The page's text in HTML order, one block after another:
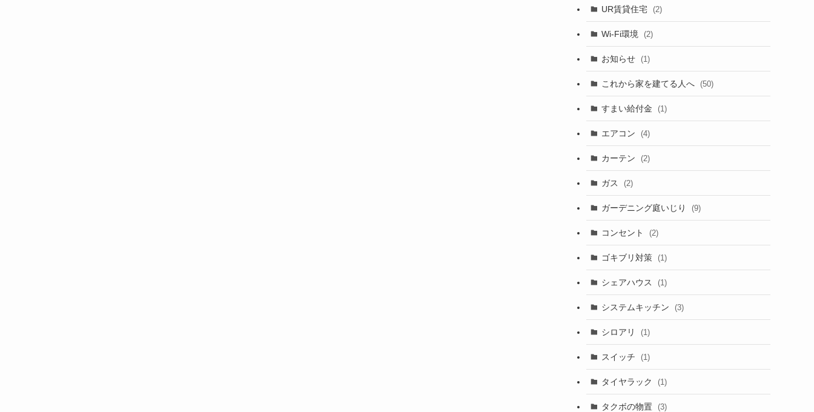
UR賃貸住宅 (2)
Wi-Fi環境 (2)
お知らせ (1)
これから家を建てる人へ (50)
すまい給付金 (1)
エアコン (4)
カーテン (2)
ガス (2)
ガーデニング庭いじり (9)
コンセント (2)
ゴキブリ対策 (1)
シェアハウス (1)
システムキッチン (3)
シロアリ (1)
スイッチ (1)
タイヤラック (1)
タクボの物置 (3)